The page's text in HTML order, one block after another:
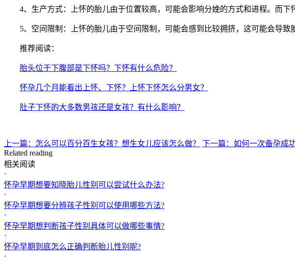
4、生产方式：上怀的胎儿由于位置较高，可能会影响分娩的方式和进程。而下
5、空间限制：上怀的胎儿由于空间限制，可能会感到比较拥挤，这可能会导致
推荐阅读：
胎头位于下腹部是下怀吗？下怀有什么危险？
怀孕几个月能看出上怀、下怀？上怀下怀怎么分男女？
肚子下怀的大多数男孩还是女孩？有什么影响？
上一篇：怎么可以百分百生女孩？想生女儿应该怎么做？
下一篇：如何一次备孕成
Related reading
相关阅读
·
怀孕早期想要知晓胎儿性别可以尝试什么办法?
·
怀孕早期想要分辨孩子性别可以使用哪些方法?
·
怀孕早期想判断孩子性别具体可以做哪些事情?
·
怀孕早期到底怎么正确判断胎儿性别呢?
·